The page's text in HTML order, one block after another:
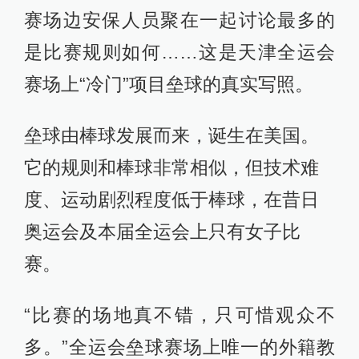
赛场边安保人员聚在一起讨论最多的
是比赛规则如何……这是天津全运会
赛场上“冷门”项目垒球的真实写照。
垒球由棒球发展而来，诞生在美国。
它的规则和棒球非常相似，但技术难
度、运动剧烈程度低于棒球，在昔日
奥运会及本届全运会上只有女子比
赛。
“比赛的场地真不错，只可惜观众不
多。”全运会垒球赛场上唯一的外籍教